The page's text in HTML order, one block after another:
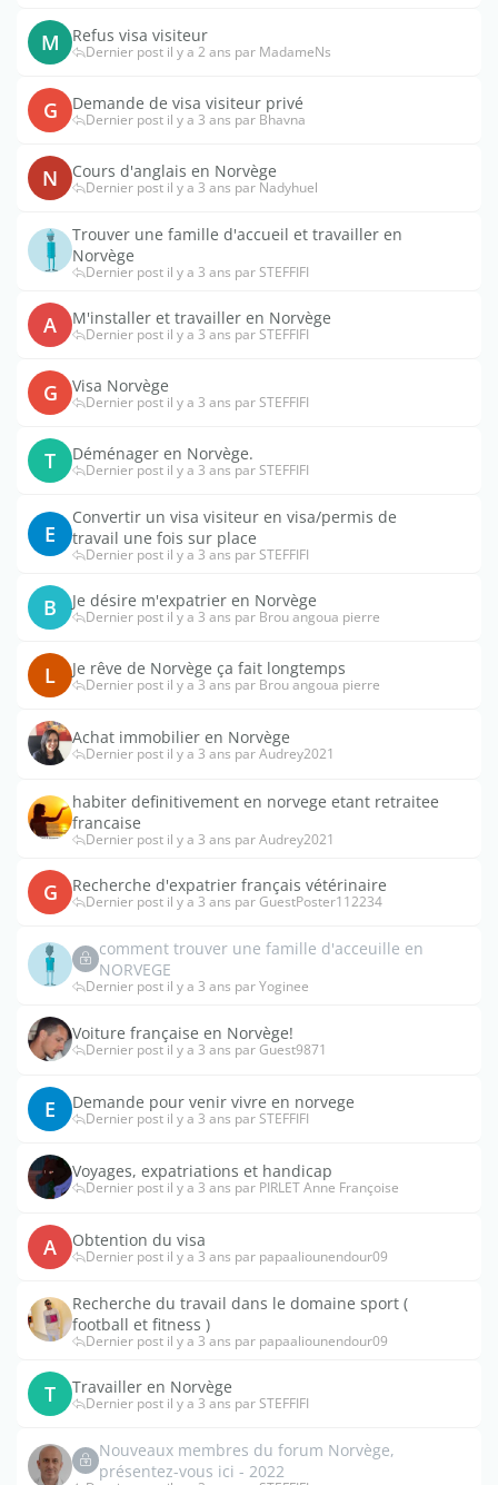
M Refus visa visiteur
Dernier post il y a 2 ans par MadameNs
G Demande de visa visiteur privé
Dernier post il y a 3 ans par Bhavna
N Cours d'anglais en Norvège
Dernier post il y a 3 ans par Nadyhuel
Trouver une famille d'accueil et travailler en
Norvège
Dernier post il y a 3 ans par STEFFIFI
A M'installer et travailler en Norvège
Dernier post il y a 3 ans par STEFFIFI
G Visa Norvège
Dernier post il y a 3 ans par STEFFIFI
T Déménager en Norvège.
Dernier post il y a 3 ans par STEFFIFI
E
Convertir un visa visiteur en visa/permis de
travail une fois sur place
Dernier post il y a 3 ans par STEFFIFI
B Je désire m'expatrier en Norvège
Dernier post il y a 3 ans par Brou angoua pierre
L Je rêve de Norvège ça fait longtemps
Dernier post il y a 3 ans par Brou angoua pierre
Achat immobilier en Norvège
Dernier post il y a 3 ans par Audrey2021
habiter definitivement en norvege etant retraitee
francaise
Dernier post il y a 3 ans par Audrey2021
G Recherche d'expatrier français vétérinaire
Dernier post il y a 3 ans par GuestPoster112234
comment trouver une famille d'acceuille en
NORVEGE
Dernier post il y a 3 ans par Yoginee
Voiture française en Norvège!
Dernier post il y a 3 ans par Guest9871
E Demande pour venir vivre en norvege
Dernier post il y a 3 ans par STEFFIFI
Voyages, expatriations et handicap
Dernier post il y a 3 ans par PIRLET Anne Françoise
A Obtention du visa
Dernier post il y a 3 ans par papaaliounendour09
Recherche du travail dans le domaine sport (
football et fitness )
Dernier post il y a 3 ans par papaaliounendour09
T Travailler en Norvège
Dernier post il y a 3 ans par STEFFIFI
Nouveaux membres du forum Norvège,
présentez-vous ici - 2022